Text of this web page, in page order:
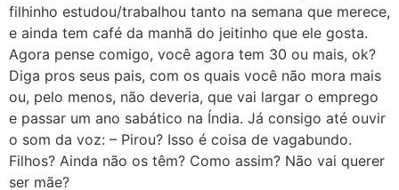
filhinho estudou/trabalhou tanto na semana que merece,
e ainda tem café da manhã do jeitinho que ele gosta.
Agora pense comigo, você agora tem 30 ou mais, ok?
Diga pros seus pais, com os quais você não mora mais
ou, pelo menos, não deveria, que vai largar o emprego
e passar um ano sabático na Índia. Já consigo até ouvir
o som da voz: – Pirou? Isso é coisa de vagabundo.
Filhos? Ainda não os têm? Como assim? Não vai querer
ser mãe?